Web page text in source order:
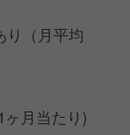
り（月平均
月当たり)